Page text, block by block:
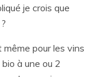
je crois que
pour les vins
à une ou 2